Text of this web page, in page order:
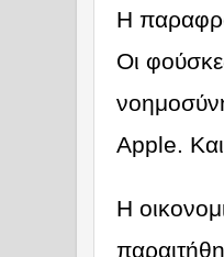
Η
Οι
Apple. Και
Η